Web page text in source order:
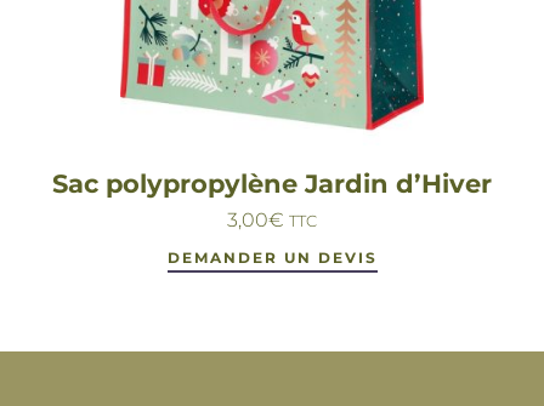
Sac polypropylène Jardin d’Hiver
3,00€ TTC
DEMANDER UN DEVIS